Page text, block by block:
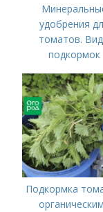
удобрения
томатов.
подкормок
Подкормка